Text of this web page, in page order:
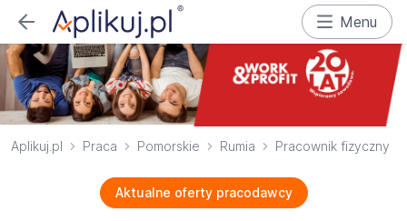
Menu
Aplikuj.pl Praca Pomorskie Rumia Pracownik fizyczny
Aktualne oferty pracodawcy